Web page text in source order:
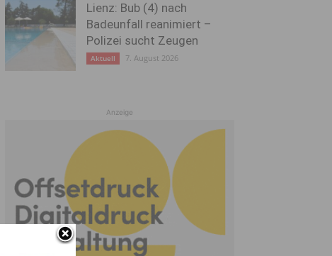
Lienz: Bub (4) nach
Badeunfall reanimiert –
Polizei sucht Zeugen
Aktuell 7. August 2026
Anzeige